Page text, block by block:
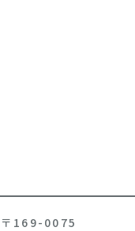
〒169-0075